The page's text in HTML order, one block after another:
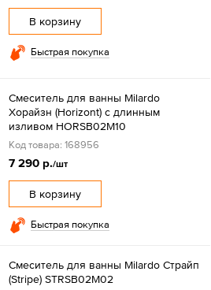
В корзину
Быстрая покупка
Смеситель для ванны Milardo
Хорайзн (Horizont) с длинным
изливом HORSB02M10
Код товара: 168956
7 290 р./шт
В корзину
Быстрая покупка
Смеситель для ванны Milardo Страйп
(Stripe) STRSB02M02